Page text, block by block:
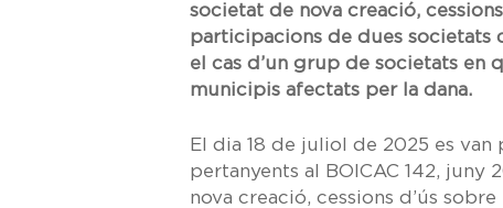
societat de nova creació,
participacions de dues societats
el cas d’un grup de societats en
municipis afectats per la dana.
El dia 18 de juliol de 2025 es
pertanyents al BOICAC 142, juny
nova creació, cessions d’ús